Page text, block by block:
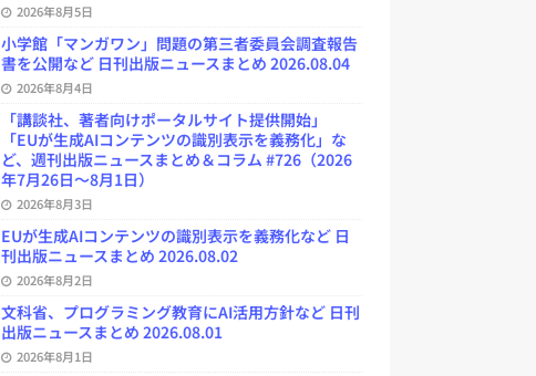
2026年8月5日
小学館「マンガワン」問題の第三者委員会調査報告
書を公開など 日刊出版ニュースまとめ 2026.08.04
2026年8月4日
「講談社、著者向けポータルサイト提供開始」
「EUが生成AIコンテンツの識別表示を義務化」な
ど、週刊出版ニュースまとめ＆コラム #726（2026
年7月26日～8月1日）
2026年8月3日
EUが生成AIコンテンツの識別表示を義務化など 日
刊出版ニュースまとめ 2026.08.02
2026年8月2日
文科省、プログラミング教育にAI活用方針など 日刊
出版ニュースまとめ 2026.08.01
2026年8月1日